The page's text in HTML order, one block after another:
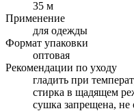
35 м
Применение
для одежды
Формат упаковки
оптовая
Рекомендации по уходу
гладить при
стирка в щадящем
сушка запрещена, не